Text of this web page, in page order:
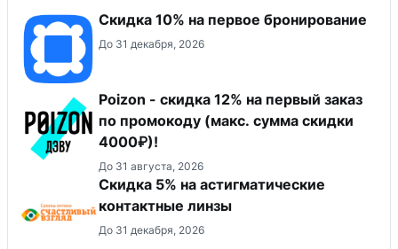
Скидка 10% на первое бронирование
До 31 декабря, 2026
Poizon - скидка 12% на первый заказ
по промокоду (макс. сумма скидки
4000₽)!
До 31 августа, 2026
Скидка 5% на астигматические
контактные линзы
До 31 декабря, 2026